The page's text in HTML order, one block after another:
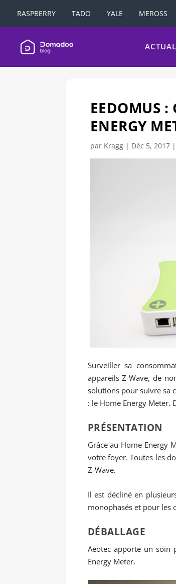
RASPBERRY TADO YALE MEROSS
EEDOMUS :
ENERGY
par Kragg| Déc 5, 2017|
Surveiller sa
appareils Z-Wave, de
solutions pour suivre sa
: le Home Energy Meter.
PRÉSENTATION
Grâce au Home Energy
votre foyer. Toutes les
Z-Wave.
Il est décliné en
monophasés et pour les
DÉBALLAGE
Aeotec apporte un soin
Energy Meter.